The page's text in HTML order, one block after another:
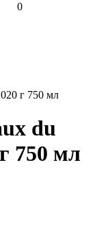
0
г 750 мл
du
750 мл